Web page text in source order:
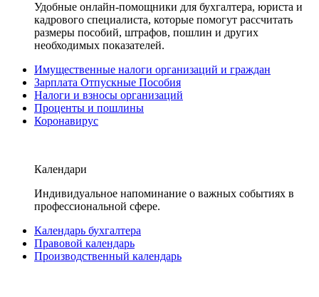
Удобные онлайн-помощники для бухгалтера, юриста и
кадрового специалиста, которые помогут рассчитать
размеры пособий, штрафов, пошлин и других
необходимых показателей.
Имущественные налоги организаций и граждан
Зарплата Отпускные Пособия
Налоги и взносы организаций
Проценты и пошлины
Коронавирус
Календари
Индивидуальное напоминание о важных событиях в
профессиональной сфере.
Календарь бухгалтера
Правовой календарь
Производственный календарь